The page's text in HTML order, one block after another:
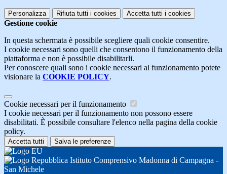
Personalizza Rifiuta tutti i cookies Accetta tutti i cookies
Gestione cookie
In questa schermata è possibile scegliere quali cookie consentire.
I cookie necessari sono quelli che consentono il funzionamento della
piattaforma e non è possibile disabilitarli.
Per conoscere quali sono i cookie necessari al funzionamento potete
visionare la COOKIE POLICY.
Cookie necessari per il funzionamento
I cookie necessari per il funzionamento non possono essere
disabilitati. È possibile consultare l'elenco nella pagina della cookie
policy.
Accetta tutti Salva le preferenze
Istituto Comprensivo Madonna di Campagna -
San Michele